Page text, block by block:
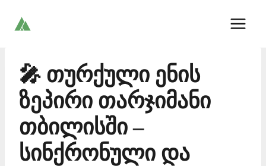
🎤 თურქული ენის
ზეპირი თარჯიმანი
თბილისში –
სინქრონული და